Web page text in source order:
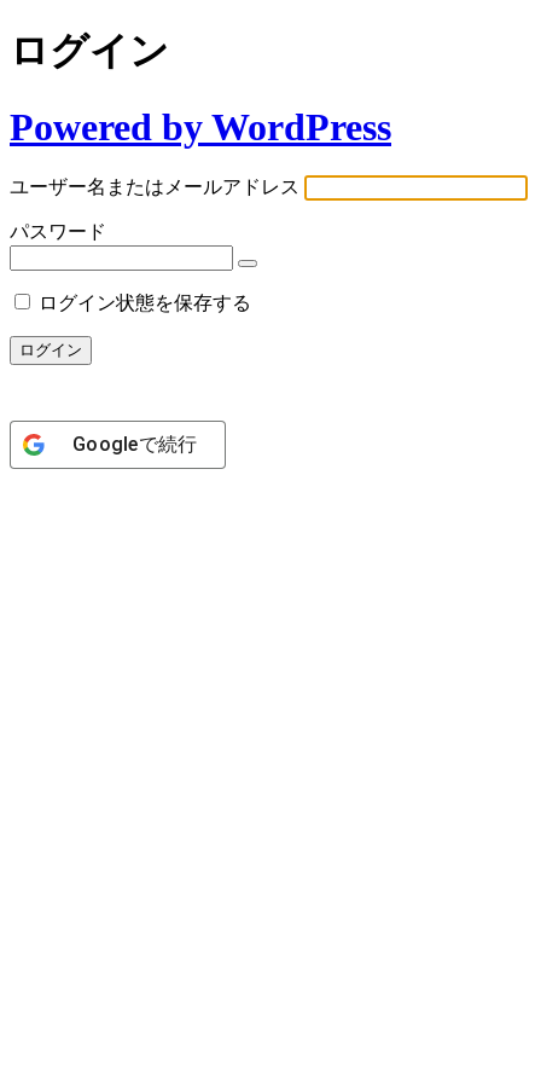
ログイン
Powered by WordPress
ユーザー名またはメールアドレス
パスワード
ログイン状態を保存する
Googleで続行